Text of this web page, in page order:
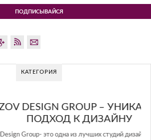
КАТЕГОРИЯ